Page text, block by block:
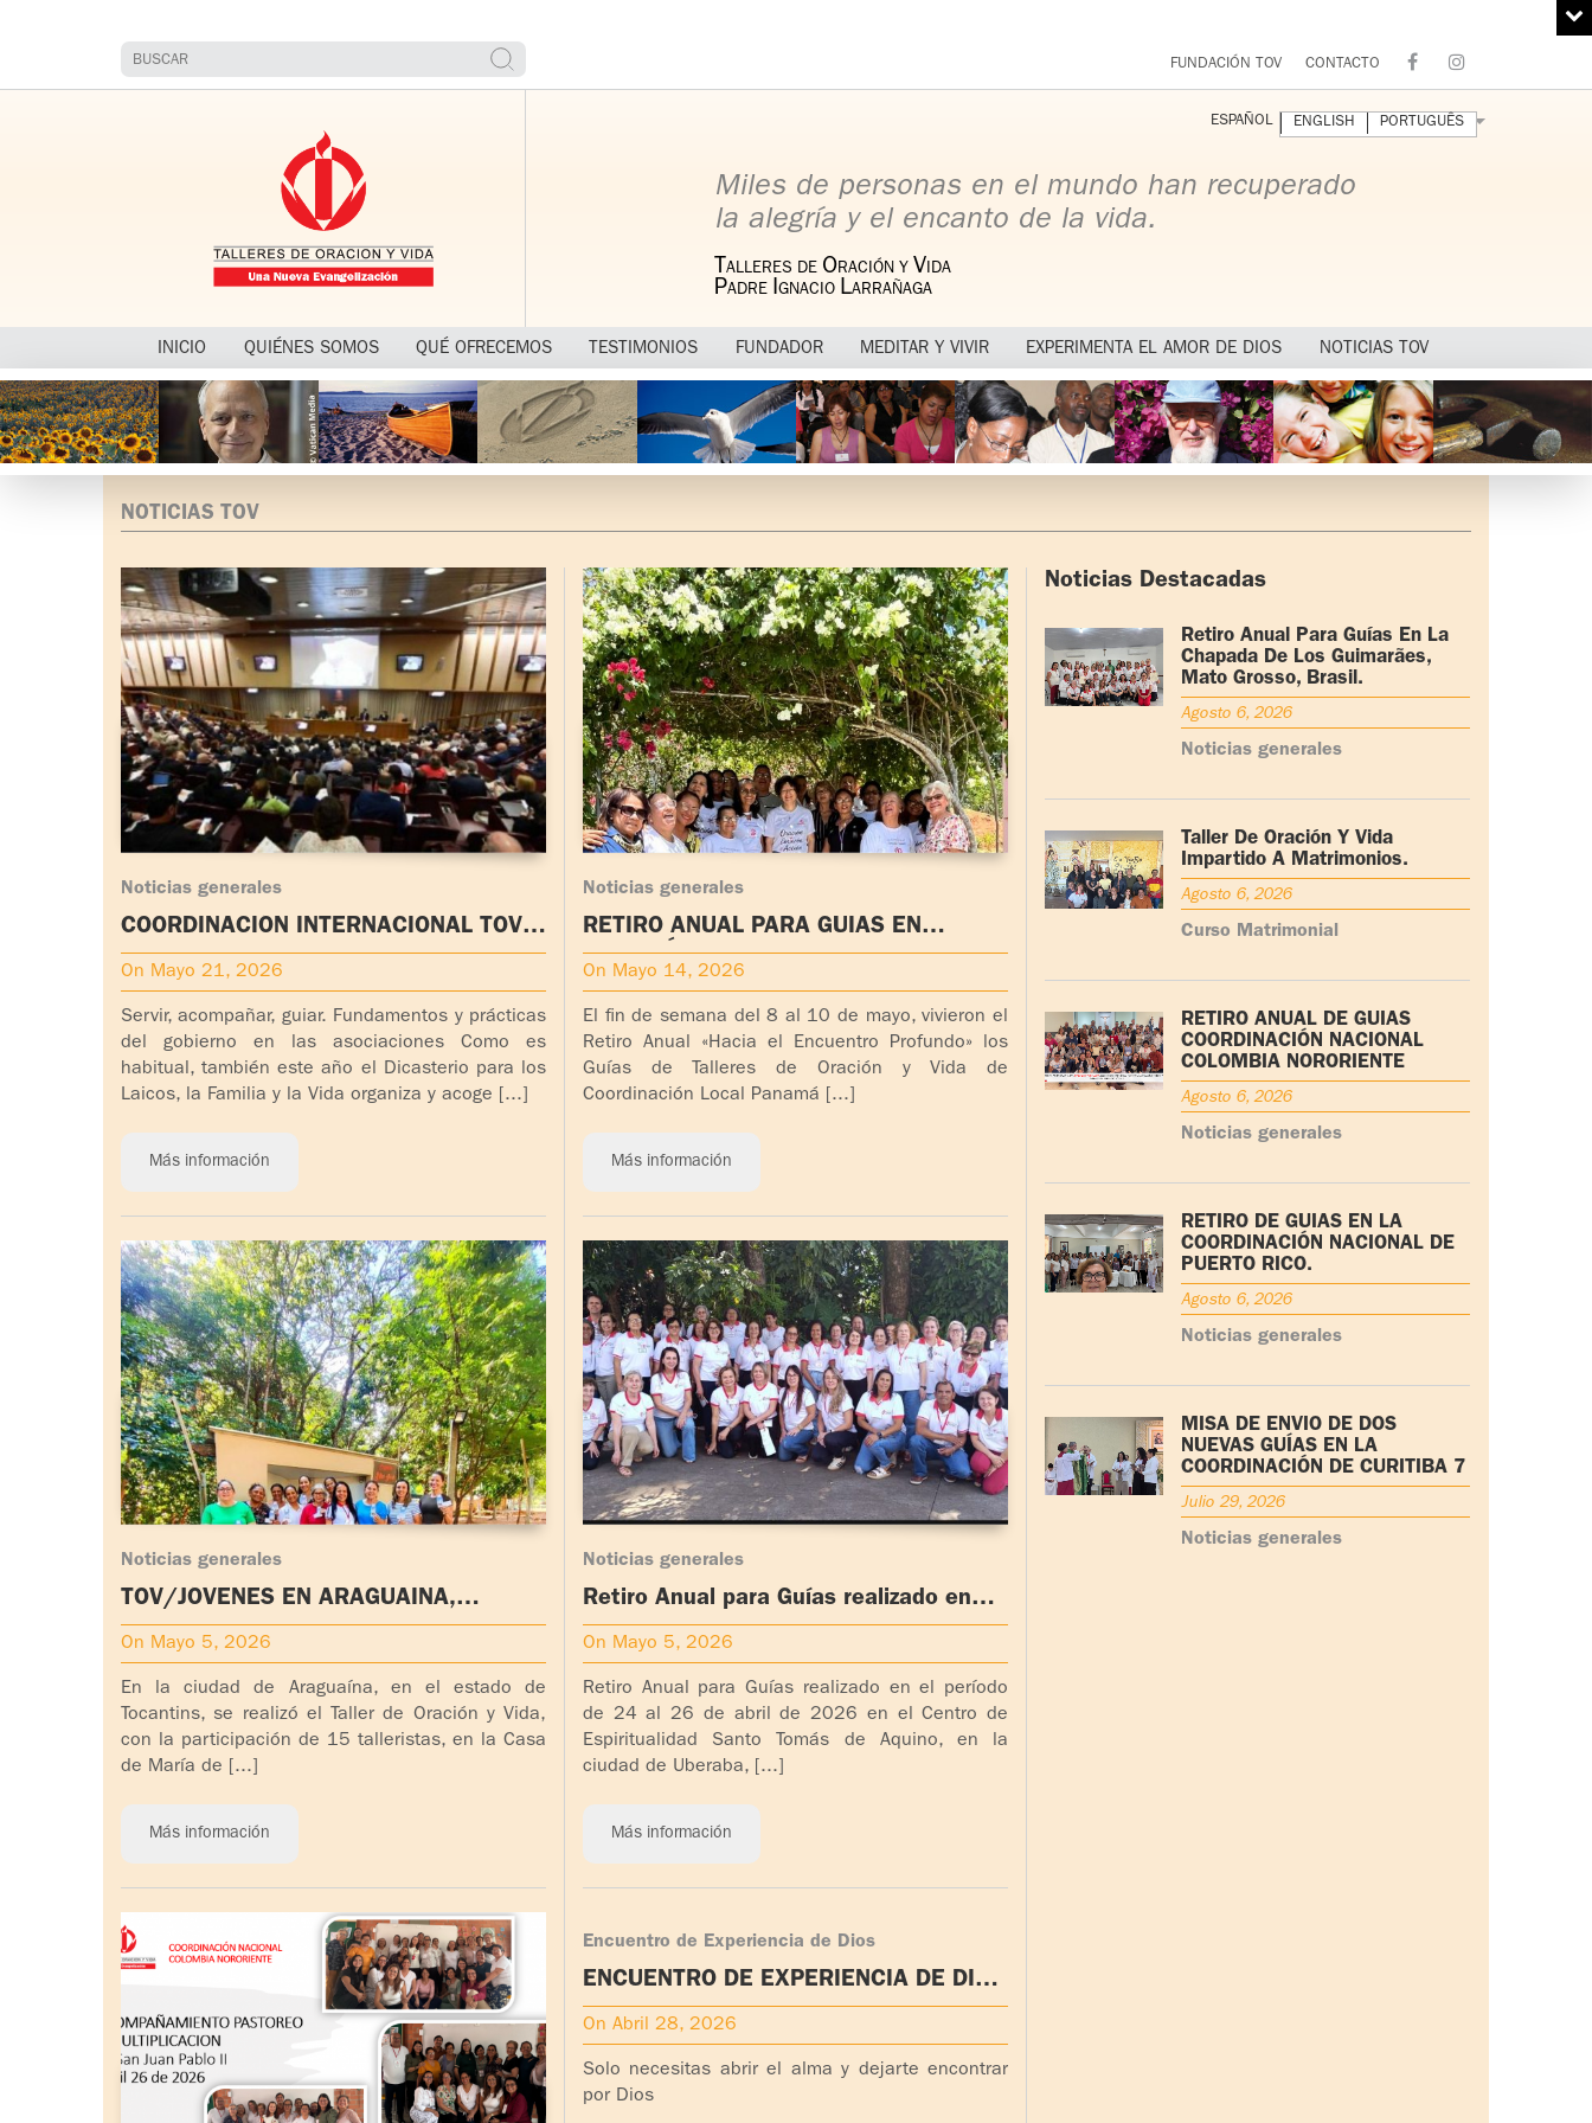
FUNDACIÓN TOV CONTACTO
Miles de personas en el mundo han recuperado
la alegría y el encanto de la vida.
T ALLERES DE ORACIÓN Y V IDA
PADRE IGNACIO LARRAÑAGA
INICIO QUIÉNES SOMOS QUÉ OFRECEMOS TESTIMONIOS FUNDADOR MEDITAR Y VIVIR EXPERIMENTA EL AMOR DE DIOS NOTICIAS TOV
ESPAÑOL ENGLISH PORTUGUÊS
NOTICIAS TOV
Noticias generales
COORDINACIÓN INTERNACIONAL TOV
PARTICIPA EN EL ENCUENTRO ANUAL
DEL DICASTERIO
On Mayo 21, 2026
Servir, acompañar, guiar. Fundamentos y prácticas
del gobierno en las asociaciones Como es
habitual, también este año el Dicasterio para los
Laicos, la Familia y la Vida organiza y acoge [...]
Más información
Noticias generales
RETIRO ANUAL PARA GUIAS EN
PANAMÁ
On Mayo 14, 2026
El fin de semana del 8 al 10 de mayo, vivieron el
Retiro Anual «Hacia el Encuentro Profundo» los
Guías de Talleres de Oración y Vida de
Coordinación Local Panamá [...]
Más información
Noticias generales
TOV/JÓVENES EN ARAGUAÍNA,
TOCANTINS- BRASIL
On Mayo 5, 2026
En la ciudad de Araguaína, en el estado de
Tocantins, se realizó el Taller de Oración y Vida,
con la participación de 15 talleristas, en la Casa
de María de [...]
Más información
Noticias generales
Retiro Anual para Guías realizado en
Uberaba, Brasil
On Mayo 5, 2026
Retiro Anual para Guías realizado en el período
de 24 al 26 de abril de 2026 en el Centro de
Espiritualidad Santo Tomás de Aquino, en la
ciudad de Uberaba, [...]
Más información
Encuentro de Experiencia de Dios
ENCUENTRO DE EXPERIENCIA DE DIOS
A REALIZAR EN LAKE DALLAS TEXAS
EEUU
On Abril 28, 2026
Solo necesitas abrir el alma y dejarte encontrar
por Dios
Noticias Destacadas
Retiro Anual Para Guías En La
Chapada De Los Guimarães,
Mato Grosso, Brasil.
Agosto 6, 2026
Noticias generales
Taller De Oración Y Vida
Impartido A Matrimonios.
Agosto 6, 2026
Curso Matrimonial
RETIRO ANUAL DE GUÍAS
COORDINACIÓN NACIONAL
COLOMBIA NORORIENTE
Agosto 6, 2026
Noticias generales
RETIRO DE GUÍAS EN LA
COORDINACIÓN NACIONAL DE
PUERTO RICO.
Agosto 6, 2026
Noticias generales
MISA DE ENVÍO DE DOS
NUEVAS GUÍAS EN LA
COORDINACIÓN DE CURITIBA 7
Julio 29, 2026
Noticias generales